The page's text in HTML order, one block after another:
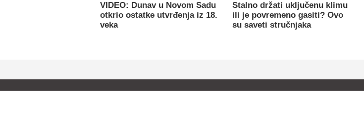
VIDEO: Dunav u Novom Sadu
otkrio ostatke utvrđenja iz 18.
veka
Stalno držati uključenu klimu
ili je povremeno gasiti? Ovo
su saveti stručnjaka